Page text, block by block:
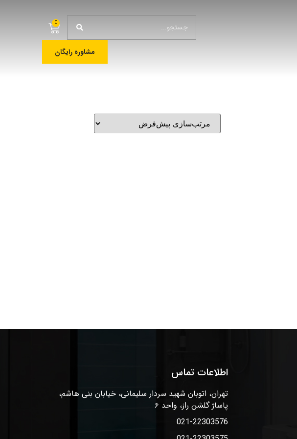
0
مشاوره رایگان
اطلاعات تماس
تهران، اتوبان شهید سردار سلیمانی، خیابان بنی هاشم،
پاساژ گلشن راز، واحد ۶
021-22303576